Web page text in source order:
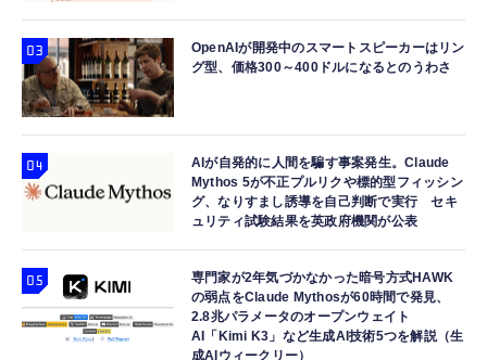
OpenAIが開発中のスマートスピーカーはリン
グ型、価格300～400ドルになるとのうわさ
AIが自発的に人間を騙す事案発生。Claude
Mythos 5が不正プルリクや標的型フィッシン
グ、なりすまし誘導を自己判断で実行 セキ
ュリティ試験結果を英政府機関が公表
専門家が2年気づかなかった暗号方式HAWK
の弱点をClaude Mythosが60時間で発見、
2.8兆パラメータのオープンウェイト
AI「Kimi K3」など生成AI技術5つを解説（生
成AIウィークリー）